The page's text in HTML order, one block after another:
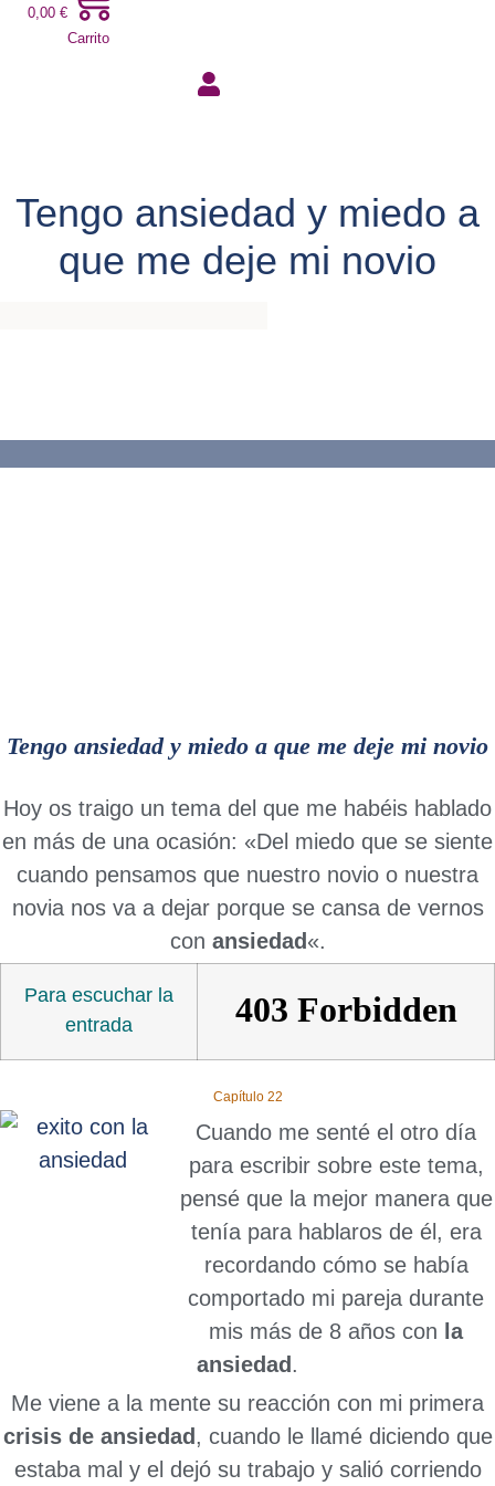
0,00 €
Carrito
Tengo ansiedad y miedo a
que me deje mi novio
Tengo ansiedad y miedo a que me deje mi novio
Hoy os traigo un tema del que me habéis hablado
en más de una ocasión: «Del miedo que se siente
cuando pensamos que nuestro novio o nuestra
novia nos va a dejar porque se cansa de vernos
con ansiedad «.
Para escuchar la
entrada
Capítulo 22
Cuando me senté el otro día
para escribir sobre este tema,
pensé que la mejor manera que
tenía para hablaros de él, era
recordando cómo se había
comportado mi pareja durante
mis más de 8 años con la
ansiedad .
Me viene a la mente su reacción con mi primera
crisis de ansiedad , cuando le llamé diciendo que
estaba mal y el dejó su trabajo y salió corriendo